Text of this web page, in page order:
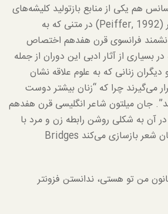
هم یکی از منابع بازتولید کلیشه‌های
جنسیتی است. ژان پیفر (Peiffer, 1992) در متنی که به
فرانسوی قرن هفدهم اختصاص
بسیاری از آثار ادبی این دوران از جمله
دیگران زنانی که به علوم علاقه نشان
می‌گیرند چرا که “زنان بیشتر دوست
جان میلتون شاعر انگلیسی قرن هفدهم
آن به شکلی روشن رابطه زن و مرد با
دانش بیان شده را با زبان شعر بازسازی می‌کند Bridges
من تو هستی، ندانستن فزونتر